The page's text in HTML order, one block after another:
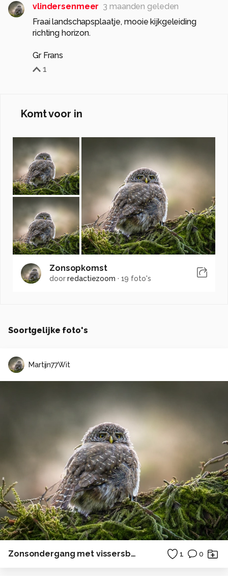
vlindersenmeer 3 maanden geleden
Fraai landschapsplaatje, mooie kijkgeleiding
richting horizon.
Gr Frans
1
Komt voor in
Zonsopkomst
doorredactiezoom · 19 foto's
Soortgelijke foto's
Martijn77Wit
Zonsondergang met vissersboot 1 0